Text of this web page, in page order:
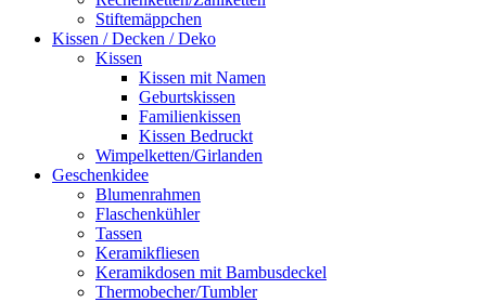
Stiftemäppchen
Kissen / Decken / Deko
Kissen
Kissen mit Namen
Geburtskissen
Familienkissen
Kissen Bedruckt
Wimpelketten/Girlanden
Geschenkidee
Blumenrahmen
Flaschenkühler
Tassen
Keramikfliesen
Keramikdosen mit Bambusdeckel
Thermobecher/Tumbler